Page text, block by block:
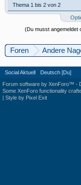
Thema 1 bis 2 von 2
(Du musst angemeldet
Foren Andere
Social Aktuell Deutsch [Du]
Forum software by XenForo™ -
Some XenForo functionality
| Style by Pixel Exit